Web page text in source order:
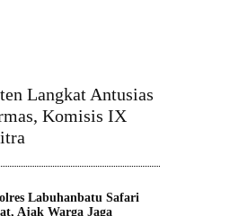
Langkat Antusias
Komisis IX
Labuhanbatu Safari
Ajak Warga Jaga